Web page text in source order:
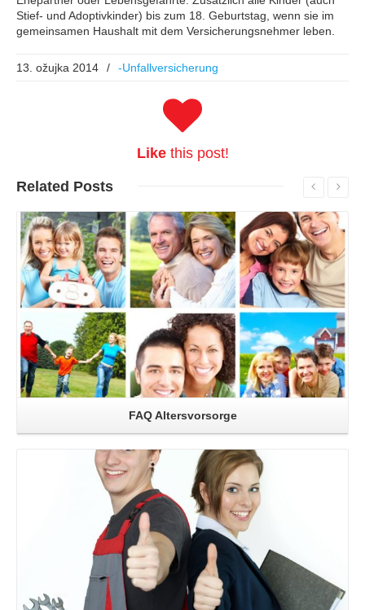
Stief- und Adoptivkinder) bis zum 18. Geburtstag, wenn sie im
gemeinsamen Haushalt mit dem Versicherungsnehmer leben.
13. ožujka 2014 / -Unfallversicherung
Likethis post!
Related Posts
Read More
FAQ Altersvorsorge
Read More